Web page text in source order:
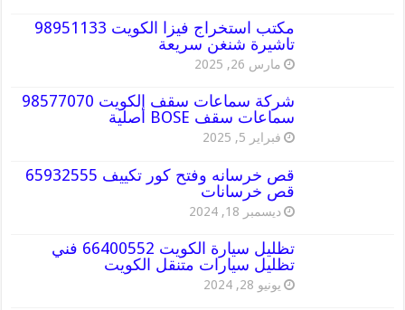
مكتب استخراج فيزا الكويت 98951133
تاشيرة شنغن سريعة
مارس 26, 2025
شركة سماعات سقف الكويت 98577070
سماعات سقف BOSE أصلية
فبراير 5, 2025
قص خرسانه وفتح كور تكييف 65932555
قص خرسانات
ديسمبر 18, 2024
تظليل سيارة الكويت 66400552 فني
تظليل سيارات متنقل الكويت
يونيو 28, 2024